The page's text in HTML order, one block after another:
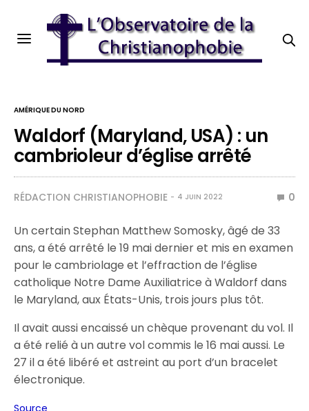
AMÉRIQUE DU NORD
Waldorf (Maryland, USA) : un
cambrioleur d’église arrêté
RÉDACTION CHRISTIANOPHOBIE 4 JUIN 2022 0
Un certain Stephan Matthew Somosky, âgé de 33
ans, a été arrêté le 19 mai dernier et mis en examen
pour le cambriolage et l’effraction de l’église
catholique Notre Dame Auxiliatrice à Waldorf dans
le Maryland, aux États-Unis, trois jours plus tôt.
Il avait aussi encaissé un chèque provenant du vol. Il
a été relié à un autre vol commis le 16 mai aussi. Le
27 il a été libéré et astreint au port d’un bracelet
électronique.
Source